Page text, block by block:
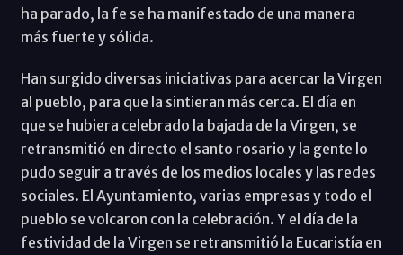
ha parado, la fe se ha manifestado de una manera
más fuerte y sólida.
Han surgido diversas iniciativas para acercar la Virgen
al pueblo, para que la sintieran más cerca. El día en
que se hubiera celebrado la bajada de la Virgen, se
retransmitió en directo el santo rosario y la gente lo
pudo seguir a través de los medios locales y las redes
sociales. El Ayuntamiento, varias empresas y todo el
pueblo se volcaron con la celebración. Y el día de la
festividad de la Virgen se retransmitió la Eucaristía en